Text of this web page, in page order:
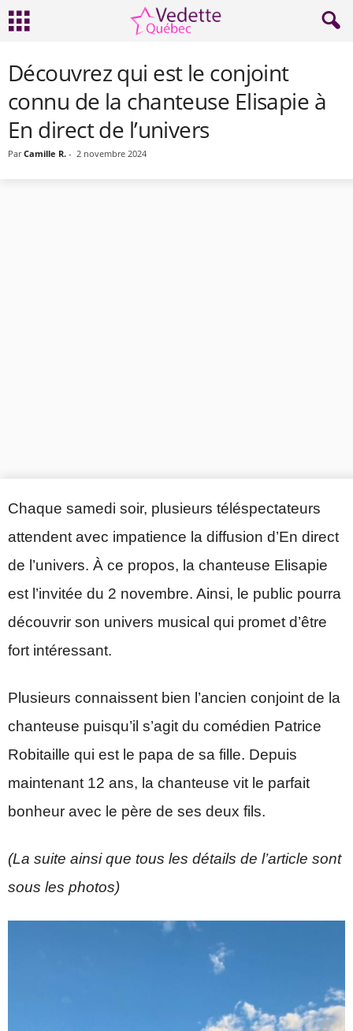
Découvrez qui est le conjoint
connu de la chanteuse Elisapie à
En direct de l’univers
Par Camille R. - 2 novembre 2024
Chaque samedi soir, plusieurs téléspectateurs
attendent avec impatience la diffusion d’En direct
de l’univers. À ce propos, la chanteuse Elisapie
est l’invitée du 2 novembre. Ainsi, le public pourra
découvrir son univers musical qui promet d’être
fort intéressant.
Plusieurs connaissent bien l’ancien conjoint de la
chanteuse puisqu’il s’agit du comédien Patrice
Robitaille qui est le papa de sa fille. Depuis
maintenant 12 ans, la chanteuse vit le parfait
bonheur avec le père de ses deux fils.
(La suite ainsi que tous les détails de l’article sont
sous les photos)